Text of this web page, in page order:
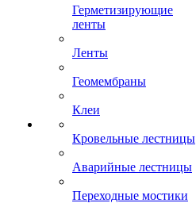
Герметизирующие
ленты
Ленты
Геомембраны
Клеи
Кровельные лестницы
Аварийные лестницы
Переходные мостики